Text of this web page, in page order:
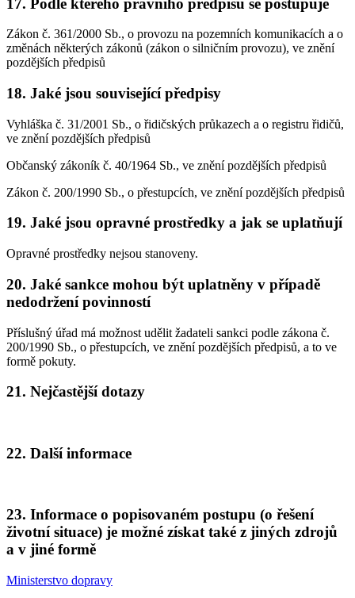
Zákon č. 361/2000 Sb., o provozu na pozemních komunikacích a o
změnách některých zákonů (zákon o silničním provozu), ve znění
pozdějších předpisů
18. Jaké jsou související předpisy
Vyhláška č. 31/2001 Sb., o řidičských průkazech a o registru řidičů,
ve znění pozdějších předpisů
Občanský zákoník č. 40/1964 Sb., ve znění pozdějších předpisů
Zákon č. 200/1990 Sb., o přestupcích, ve znění pozdějších předpisů
19. Jaké jsou opravné prostředky a jak se uplatňují
Opravné prostředky nejsou stanoveny.
20. Jaké sankce mohou být uplatněny v případě
nedodržení povinností
Příslušný úřad má možnost udělit žadateli sankci podle zákona č.
200/1990 Sb., o přestupcích, ve znění pozdějších předpisů, a to ve
formě pokuty.
21. Nejčastější dotazy
22. Další informace
23. Informace o popisovaném postupu (o řešení
životní situace) je možné získat také z jiných zdrojů
a v jiné formě
Ministerstvo dopravy